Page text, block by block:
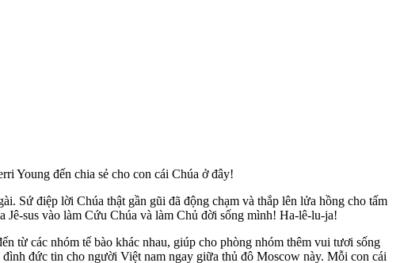
Young đến chia sẻ cho con cái Chúa ở đây!
Sứ điệp lời Chúa thật gần gũi đã động chạm và thắp lên lửa hồng cho tấm
sus vào làm Cứu Chúa và làm Chủ đời sống mình! Ha-lê-lu-ja!
từ các nhóm tế bào khác nhau, giúp cho phòng nhóm thêm vui tươi sống
đức tin cho người Việt nam ngay giữa thủ đô Moscow này. Mỗi con cái